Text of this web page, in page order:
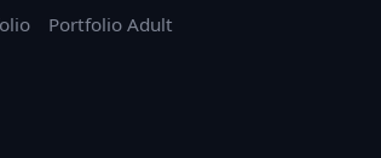
Portfolio Adult